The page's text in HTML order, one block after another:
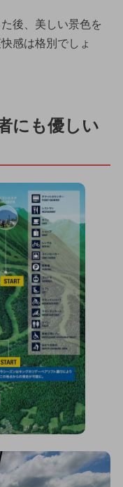
後、美しい景色を
感は格別でしょ
にも優しい